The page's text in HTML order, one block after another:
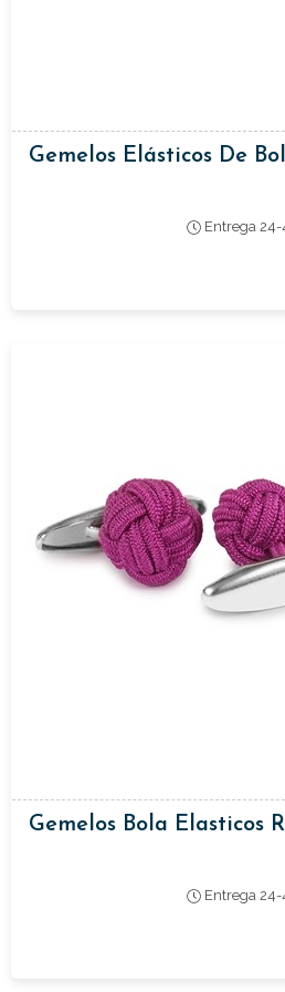
Gemelos Elásticos De
Entrega 24-
Gemelos Bola Elasticos
Entrega 24-